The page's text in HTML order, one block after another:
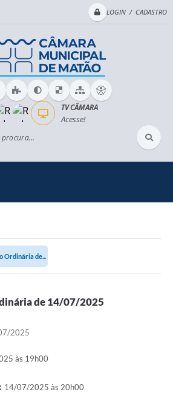
LOGIN / CADASTRO
TV CÂMARA
Acesse!
Ordinária de...
de 14/07/2025
2025
às 19h00
14/07/2025 às 20h00